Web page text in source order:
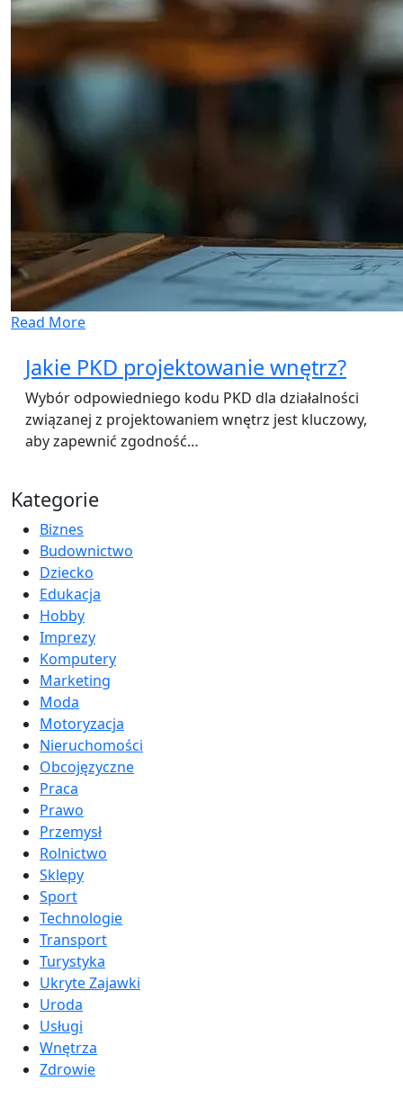
Read More
Jakie PKD projektowanie wnętrz?
Wybór odpowiedniego kodu PKD dla działalności
związanej z projektowaniem wnętrz jest kluczowy,
aby zapewnić zgodność…
Kategorie
Biznes
Budownictwo
Dziecko
Edukacja
Hobby
Imprezy
Komputery
Marketing
Moda
Motoryzacja
Nieruchomości
Obcojęzyczne
Praca
Prawo
Przemysł
Rolnictwo
Sklepy
Sport
Technologie
Transport
Turystyka
Ukryte Zajawki
Uroda
Usługi
Wnętrza
Zdrowie